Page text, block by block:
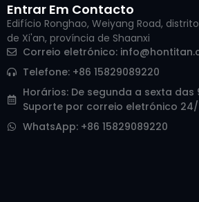
Entrar Em Contacto
Edifício Ronghao, Weiyang Road,
de Xi'an, província de Shaanxi
Correio eletrónico:
Telefone: +86 15829089220
Horários: De segunda a sexta das
Suporte por correio eletrónico
WhatsApp: +86 15829089220
German
Korean
Russian
Italian
Arabic